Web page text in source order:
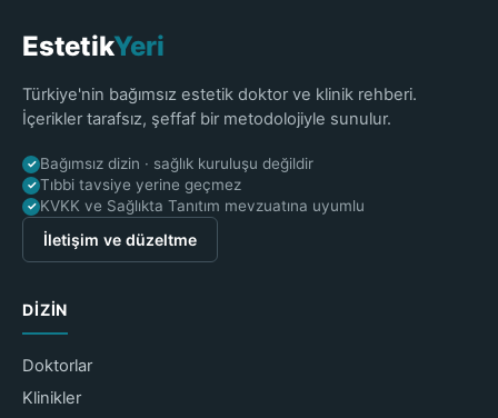
EstetikYeri
Türkiye'nin bağımsız estetik doktor ve klinik rehberi.
İçerikler tarafsız, şeffaf bir metodolojiyle sunulur.
✓ Bağımsız dizin · sağlık kuruluşu değildir
✓ Tıbbi tavsiye yerine geçmez
✓ KVKK ve Sağlıkta Tanıtım mevzuatına uyumlu
İletişim ve düzeltme
DIZIN
Doktorlar
Klinikler